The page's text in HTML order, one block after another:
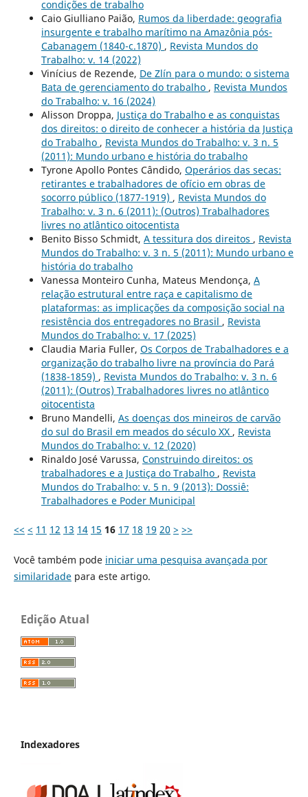
condições de trabalho
Caio Giulliano Paião, Rumos da liberdade: geografia
insurgente e trabalho marítimo na Amazônia pós-
Cabanagem (1840-c.1870) , Revista Mundos do
Trabalho: v. 14 (2022)
Vinícius de Rezende, De Zlín para o mundo: o sistema
Bata de gerenciamento do trabalho , Revista Mundos
do Trabalho: v. 16 (2024)
Alisson Droppa, Justiça do Trabalho e as conquistas
dos direitos: o direito de conhecer a história da Justiça
do Trabalho , Revista Mundos do Trabalho: v. 3 n. 5
(2011): Mundo urbano e história do trabalho
Tyrone Apollo Pontes Cândido, Operários das secas:
retirantes e trabalhadores de ofício em obras de
socorro público (1877-1919) , Revista Mundos do
Trabalho: v. 3 n. 6 (2011): (Outros) Trabalhadores
livres no atlântico oitocentista
Benito Bisso Schmidt, A tessitura dos direitos , Revista
Mundos do Trabalho: v. 3 n. 5 (2011): Mundo urbano e
história do trabalho
Vanessa Monteiro Cunha, Mateus Mendonça, A
relação estrutural entre raça e capitalismo de
plataformas: as implicações da composição social na
resistência dos entregadores no Brasil , Revista
Mundos do Trabalho: v. 17 (2025)
Claudia Maria Fuller, Os Corpos de Trabalhadores e a
organização do trabalho livre na província do Pará
(1838-1859) , Revista Mundos do Trabalho: v. 3 n. 6
(2011): (Outros) Trabalhadores livres no atlântico
oitocentista
Bruno Mandelli, As doenças dos mineiros de carvão
do sul do Brasil em meados do século XX , Revista
Mundos do Trabalho: v. 12 (2020)
Rinaldo José Varussa, Construindo direitos: os
trabalhadores e a Justiça do Trabalho , Revista
Mundos do Trabalho: v. 5 n. 9 (2013): Dossiê:
Trabalhadores e Poder Municipal
<< < 11 12 13 14 15 16 17 18 19 20 > >>
Você também pode iniciar uma pesquisa avançada por
similaridadepara este artigo.
Edição Atual
Indexadores